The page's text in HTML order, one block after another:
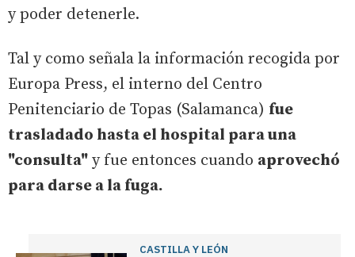
y poder detenerle.
Tal y como señala la información recogida por
Europa Press, el interno del Centro
Penitenciario de Topas (Salamanca) fue
trasladado hasta el hospital para una
"consulta" y fue entonces cuando aprovechó
para darse a la fuga.
CASTILLA Y LEÓN